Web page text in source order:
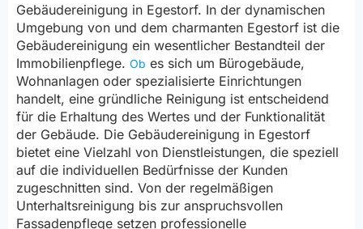
Gebäudereinigung in Egestorf. In der dynamischen
Umgebung von und dem charmanten Egestorf ist die
Gebäudereinigung ein wesentlicher Bestandteil der
Immobilienpflege. Ob es sich um Bürogebäude,
Wohnanlagen oder spezialisierte Einrichtungen
handelt, eine gründliche Reinigung ist entscheidend
für die Erhaltung des Wertes und der Funktionalität
der Gebäude. Die Gebäudereinigung in Egestorf
bietet eine Vielzahl von Dienstleistungen, die speziell
auf die individuellen Bedürfnisse der Kunden
zugeschnitten sind. Von der regelmäßigen
Unterhaltsreinigung bis zur anspruchsvollen
Fassadenpflege setzen professionelle